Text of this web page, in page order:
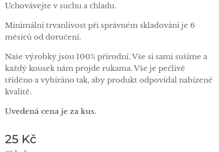
Uchovávejte v suchu a chladu.
Minimální trvanlivost při správném skladování je 6
měsíců od doručení.
Naše výrobky jsou 100% přírodní. Vše si sami sušíme a
každý kousek nám projde rukama. Vše je pečlivě
tříděno a vybíráno tak, aby produkt odpovídal nabízené
kvalitě.
Uvedená cena je za kus.
25 Kč